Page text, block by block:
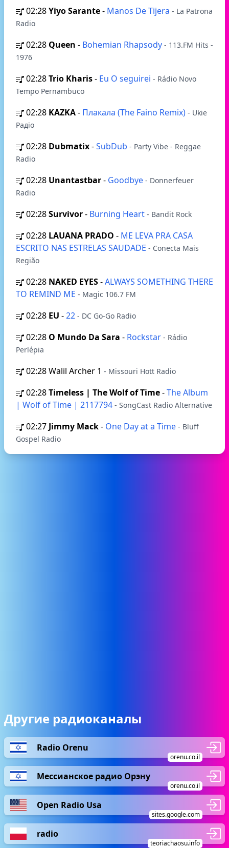
02:28Yiyo Sarante- Manos De Tijera - La Patrona
Radio
02:28 Queen - Bohemian Rhapsody - 113.FM Hits -
1976
02:28Trio Kharis- Eu O seguirei - Rádio Novo
Tempo Pernambuco
02:28 KAZKA- Плакала (The Faino Remix) - Ukie
Радіо
02:28 Dubmatix-SubDub - Party Vibe - Reggae
Radio
02:28 Unantastbar- Goodbye - Donnerfeuer
Radio
02:28Survivor- Burning Heart - Bandit Rock
02:28 LAUANA PRADO - ME LEVA PRA CASA
ESCRITO NAS ESTRELAS SAUDADE - Conecta Mais
Região
02:28 NAKED EYES-ALWAYS SOMETHING THERE
TO REMIND ME - Magic 106.7 FM
02:28 EU -22 - DC Go-Go Radio
02:28 O Mundo Da Sara - Rockstar - Rádio
Perlépia
02:28Walil Archer 1 - Missouri Hott Radio
02:28Timeless | The Wolf of Time-The Album
| Wolf of Time | 2117794 - SongCast Radio Alternative
02:27 Jimmy Mack- One Day at a Time - Bluff
Gospel Radio
Другие радиоканалы
Radio Orenu
orenu.co.il
Мессианское радио Орэну
orenu.co.il
Open Radio Usa
sites.google.com
radio
teoriachaosu.info